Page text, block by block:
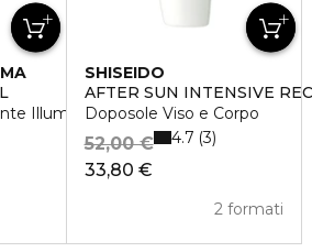
Illuminante
SHISEIDO
AFTER SUN INTENSIVE
Doposole Viso e Corpo
33,80 €
52,00 €
2 formati
4.7 3